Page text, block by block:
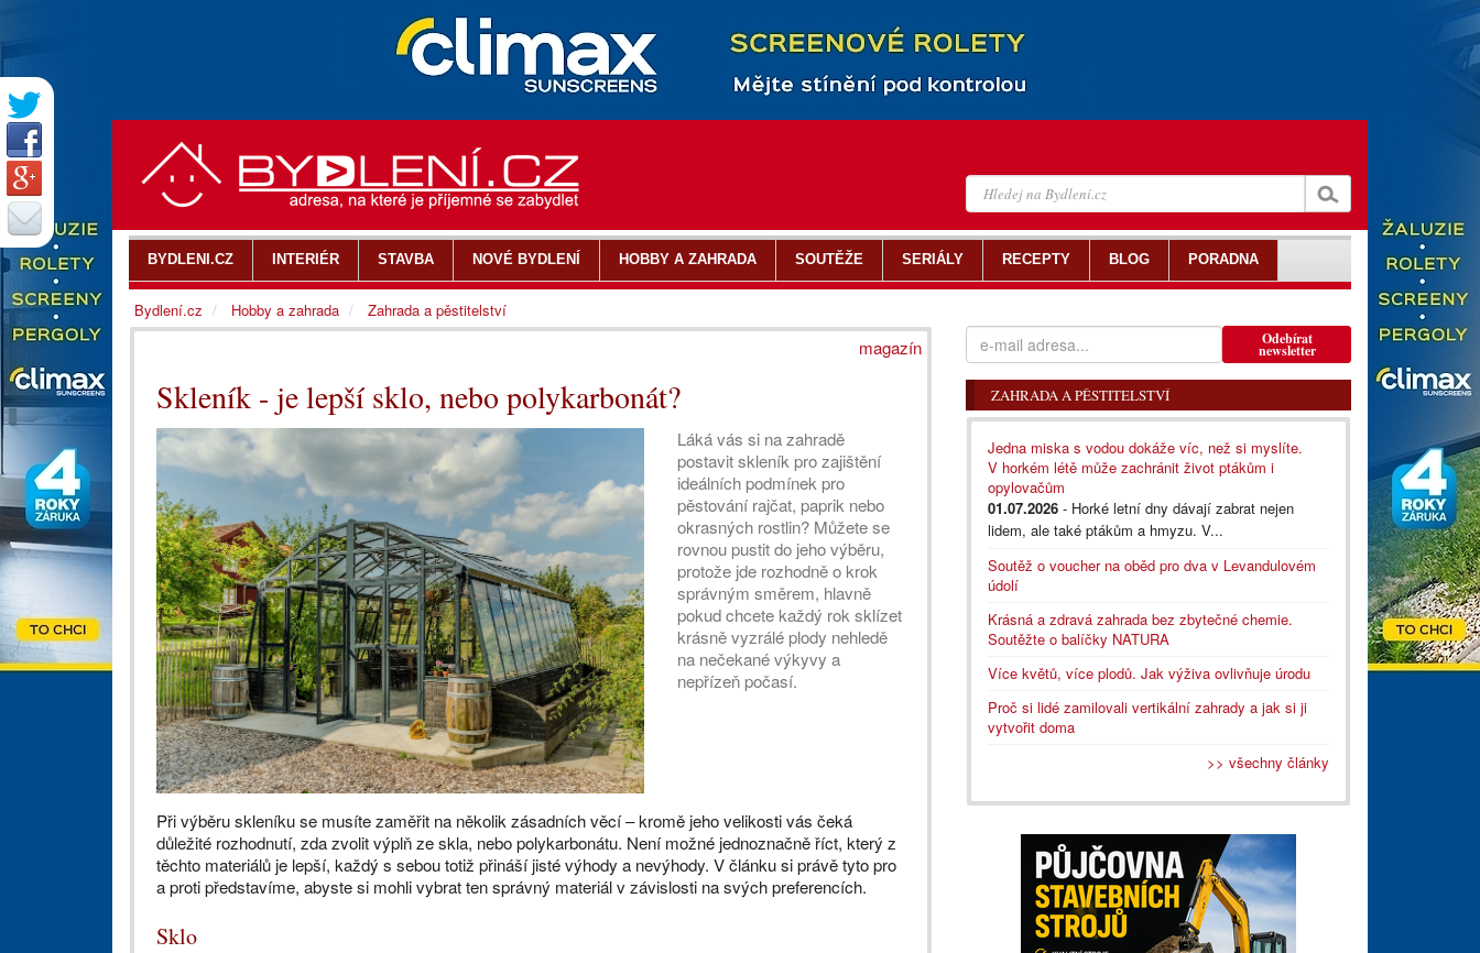
magazín
Skleník - je lepší sklo, nebo polykarbonát?
Láká vás si na zahradě
postavit skleník pro zajištění
ideálních podmínek pro
pěstování rajčat, paprik nebo
okrasných rostlin? Můžete se
rovnou pustit do jeho výběru,
protože jde rozhodně o krok
správným směrem, hlavně
pokud chcete každý rok sklízet
krásně vyzrálé plody nehledě
na nečekané výkyvy a
nepřízeň počasí.
Při výběru skleníku se musíte zaměřit na několik zásadních věcí – kromě jeho velikosti vás čeká
důležité rozhodnutí, zda zvolit výplň ze skla, nebo polykarbonátu. Není možné jednoznačně říct, který z
těchto materiálů je lepší, každý s sebou totiž přináší jisté výhody a nevýhody. V článku si právě tyto pro
a proti představíme, abyste si mohli vybrat ten správný materiál v závislosti na svých preferencích.
Sklo
Odebírat
newsletter
ZAHRADA A PĚSTITELSTVÍ
Jedna miska s vodou dokáže víc, než si myslíte.
V horkém létě může zachránit život ptákům i
opylovačům
01.07.2026 - Horké letní dny dávají zabrat nejen
lidem, ale také ptákům a hmyzu. V...
Soutěž o voucher na oběd pro dva v Levandulovém
údolí
Krásná a zdravá zahrada bez zbytečné chemie.
Soutěžte o balíčky NATURA
Více květů, více plodů. Jak výživa ovlivňuje úrodu
Proč si lidé zamilovali vertikální zahrady a jak si ji
vytvořit doma
>> všechny články
BYDLENI.CZ INTERIÉR STAVBA NOVÉ BYDLENÍ HOBBY A ZAHRADA SOUTĚŽE SERIÁLY RECEPTY BLOG PORADNA
Bydlení.cz Hobby a zahrada Zahrada a pěstitelství